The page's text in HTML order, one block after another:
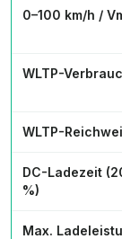
0–100 km/h /
WLTP-
WLTP-
DC-Ladezeit (
%)
Max.